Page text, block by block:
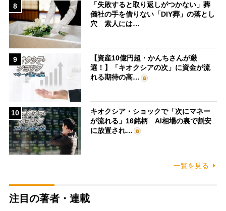
8
「失敗すると取り返しがつかない」葬
儀社の手を借りない「DIY葬」の落とし
穴 素人には…
9
【資産10億円超・かんちさんが厳
選！】「キオクシアの次」に資金が流
れる期待の高…
10
キオクシア・ショックで「次にマネー
が流れる」16銘柄 AI相場の裏で割安
に放置され…
一覧を見る
注目の著者・連載